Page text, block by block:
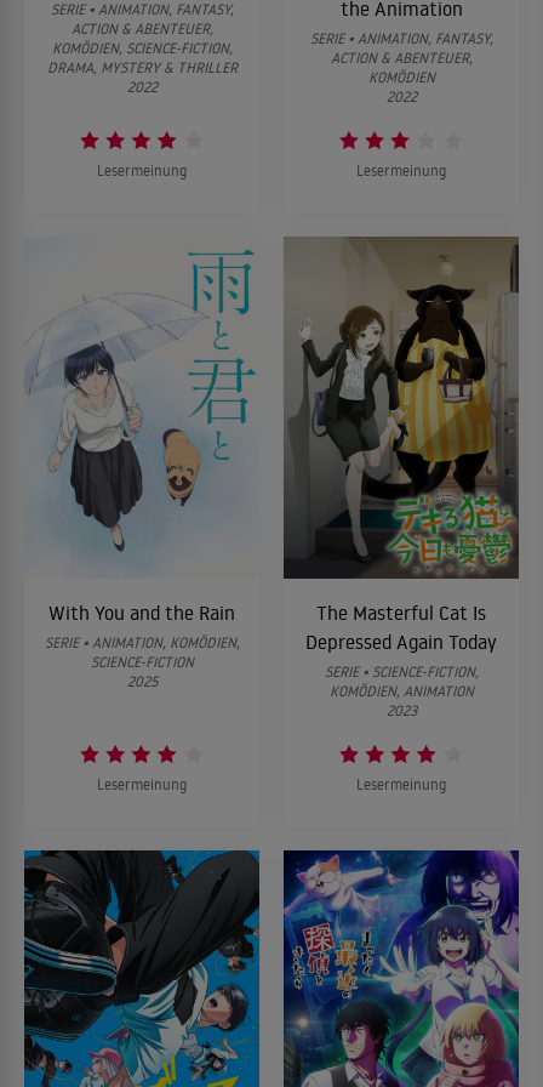
ALLES ZEIGEN ↓
ALLES ZEIGEN ↓
SERIE • ANIMATION, FANTASY,
ACTION & ABENTEUER,
KOMÖDIEN, SCIENCE-FICTION,
DRAMA, MYSTERY & THRILLER
2022
Lesermeinung
the Animation
SERIE • ANIMATION, FANTASY,
ACTION & ABENTEUER,
KOMÖDIEN
2022
Lesermeinung
With You and the Rain
SERIE • ANIMATION, KOMÖDIEN,
SCIENCE-FICTION
2025
Lesermeinung
The Masterful Cat Is
Depressed Again Today
SERIE • SCIENCE-FICTION,
KOMÖDIEN, ANIMATION
2023
Lesermeinung